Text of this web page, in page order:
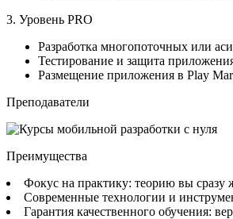
3. Уровень PRO
Разработка многопоточных или
Тестирование и защита
Размещение приложения в Play
Преподаватели
Преимущества
Фокус на практику: теорию вы сразу
Современные технологии и
Гарантия качественного обучения: